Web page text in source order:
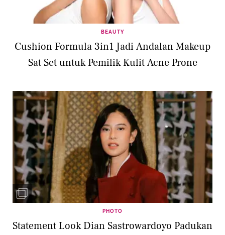
BEAUTY
Cushion Formula 3in1 Jadi Andalan Makeup
Sat Set untuk Pemilik Kulit Acne Prone
PHOTO
Statement Look Dian Sastrowardoyo Padukan